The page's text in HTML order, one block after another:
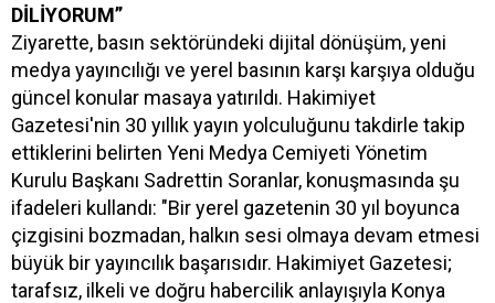
DİLİYORUM”
Ziyarette, basın sektöründeki dijital dönüşüm, yeni
medya yayıncılığı ve yerel basının karşı karşıya olduğu
güncel konular masaya yatırıldı. Hakimiyet
Gazetesi'nin 30 yıllık yayın yolculuğunu takdirle takip
ettiklerini belirten Yeni Medya Cemiyeti Yönetim
Kurulu Başkanı Sadrettin Soranlar, konuşmasında şu
ifadeleri kullandı: "Bir yerel gazetenin 30 yıl boyunca
çizgisini bozmadan, halkın sesi olmaya devam etmesi
büyük bir yayıncılık başarısıdır. Hakimiyet Gazetesi;
tarafsız, ilkeli ve doğru habercilik anlayışıyla Konya